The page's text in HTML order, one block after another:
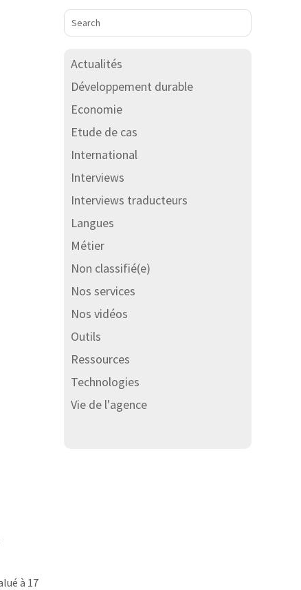
à 17
Actualités
Développement durable
Economie
Etude de cas
International
Interviews
Interviews traducteurs
Langues
Métier
Non classifié(e)
Nos services
Nos vidéos
Outils
Ressources
Technologies
Vie de l'agence